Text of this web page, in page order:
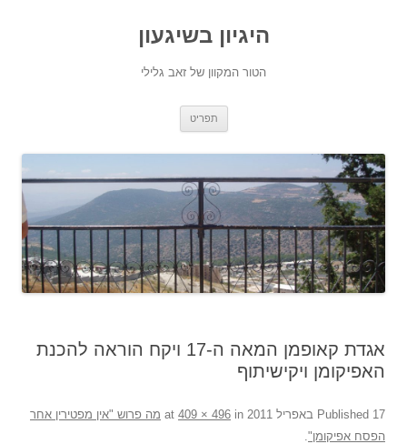
היגיון בשיגעון
הטור המקוון של זאב גלילי
תפריט
אגדת קאופמן המאה ה-17 ויקח הוראה להכנת
האפיקומן ויקישיתוף
Published 17 באפריל 2011 409 × 496 in
מה פרוש "אין מפטירין אחר
הפסח אפיקומן"